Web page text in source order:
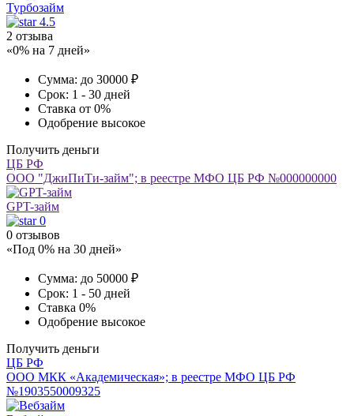
Турбозайм
4.5
2 отзыва
«0% на 7 дней»
Сумма: до 30000 ₽
Срок: 1 - 30 дней
Ставка от 0%
Одобрение высокое
Получить деньги
ЦБ РФ
ООО "ДжиПиТи-займ"; в реестре МФО ЦБ РФ №000000000
GPT-займ
0
0 отзывов
«Под 0% на 30 дней»
Сумма: до 50000 ₽
Срок: 1 - 50 дней
Ставка 0%
Одобрение высокое
Получить деньги
ЦБ РФ
ООО МКК «Академическая»; в реестре МФО ЦБ РФ
№1903550009325